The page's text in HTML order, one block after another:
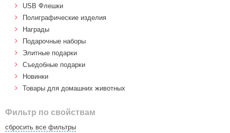
USB Флешки
Полиграфические изделия
Награды
Подарочные наборы
Элитные подарки
Cъедобные подарки
Новинки
Товары для домашних животных
Фильтр по свойствам
сбросить все фильтры